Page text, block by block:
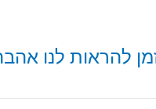
להראות לנו